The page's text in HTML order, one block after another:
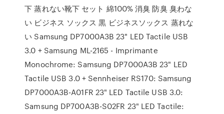
下 蒸れない靴下 セット 綿100% 消臭 防臭 臭わな
い ビジネス ソックス 黒 ビジネスソックス 蒸れな
い Samsung DP7000A3B 23" LED Tactile USB
3.0 + Samsung ML-2165 - Imprimante
Monochrome: Samsung DP7000A3B 23" LED
Tactile USB 3.0 + Sennheiser RS170: Samsung
DP7000A3B-A01FR 23" LED Tactile USB 3.0:
Samsung DP700A3B-S02FR 23" LED Tactile: